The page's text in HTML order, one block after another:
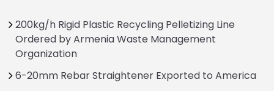
200kg/h Rigid Plastic Recycling Pelletizing Line
Ordered by Armenia Waste Management
Organization
6-20mm Rebar Straightener Exported to America